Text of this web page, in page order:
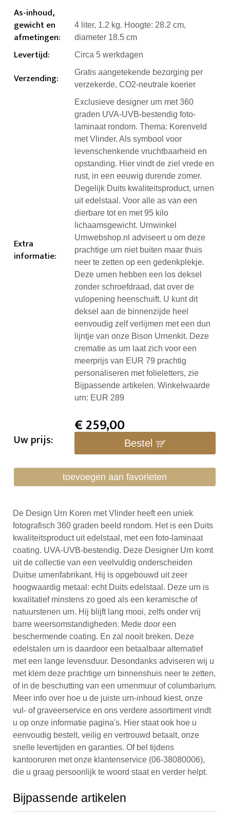
As-inhoud,
gewicht en
afmetingen:
4 liter, 1.2 kg. Hoogte: 28.2 cm,
diameter 18.5 cm
Levertijd: Circa 5 werkdagen
Verzending:
Gratis aangetekende bezorging per
verzekerde, CO2-neutrale koerier
Extra
informatie:
Exclusieve designer urn met 360
graden UVA-UVB-bestendig foto-
laminaat rondom. Thema: Korenveld
met Vlinder. Als symbool voor
levenschenkende vruchtbaarheid en
opstanding. Hier vindt de ziel vrede en
rust, in een eeuwig durende zomer.
Degelijk Duits kwaliteitsproduct, urnen
uit edelstaal. Voor alle as van een
dierbare tot en met 95 kilo
lichaamsgewicht. Urnwinkel
Urnwebshop.nl adviseert u om deze
prachtige urn niet buiten maar thuis
neer te zetten op een gedenkplekje.
Deze urnen hebben een los deksel
zonder schroefdraad, dat over de
vulopening heenschuift. U kunt dit
deksel aan de binnenzijde heel
eenvoudig zelf verlijmen met een dun
lijntje van onze Bison Urnenkit. Deze
crematie as urn laat zich voor een
meerprijs van EUR 79 prachtig
personaliseren met folieletters, zie
Bijpassende artikelen. Winkelwaarde
urn: EUR 289
Uw prijs:
€259,00
Bestel
toevoegen aan favorieten
De Design Urn Koren met Vlinder heeft een uniek
fotografisch 360 graden beeld rondom. Het is een Duits
kwaliteitsproduct uit edelstaal, met een foto-laminaat
coating. UVA-UVB-bestendig. Deze Designer Urn komt
uit de collectie van een veelvuldig onderscheiden
Duitse urnenfabrikant. Hij is opgebouwd uit zeer
hoogwaardig metaal: echt Duits edelstaal. Deze urn is
kwalitatief minstens zo goed als een keramische of
natuurstenen urn. Hij blijft lang mooi, zelfs onder vrij
barre weersomstandigheden. Mede door een
beschermende coating. En zal nooit breken. Deze
edelstalen urn is daardoor een betaalbaar alternatief
met een lange levensduur. Desondanks adviseren wij u
met klem deze prachtige urn binnenshuis neer te zetten,
of in de beschutting van een urnenmuur of columbarium.
Meer info over hoe u de juiste urn-inhoud kiest, onze
vul- of graveerservice en ons verdere assortiment vindt
u op onze informatie pagina's. Hier staat ook hoe u
eenvoudig bestelt, veilig en vertrouwd betaalt, onze
snelle levertijden en garanties. Of bel tijdens
kantooruren met onze klantenservice (06-38080006),
die u graag persoonlijk te woord staat en verder helpt.
Bijpassende artikelen